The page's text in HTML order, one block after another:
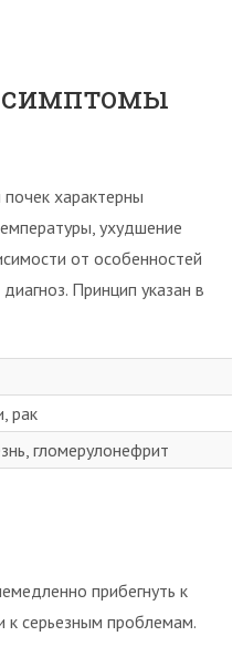
симптомы
характерны
ухудшение
от особенностей
Принцип указан в
рак
гломерулонефрит
прибегнуть к
серьезным проблемам.